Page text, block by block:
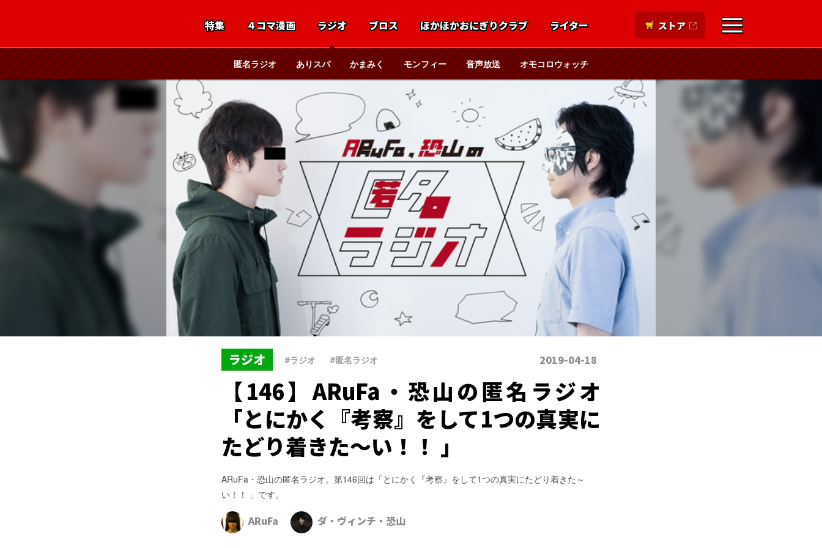
特集 ４コマ漫画 ラジオ ブロス ほかほかおにぎりクラブ ライター ストア
匿名ラジオ ありスパ かまみく モンフィー 音声放送 オモコロウォッチ
ラジオ #ラジオ #匿名ラジオ 2019-04-18
【146】ARuFa・恐山の匿名ラジオ
「とにかく『考察』をして1つの真実に
たどり着きた～い！！ 」
ARuFa・恐山の匿名ラジオ。第146回は「とにかく『考察』をして1つの真実にたどり着きた～
い！！ 」です。
ARuFa ダ・ヴィンチ・恐山